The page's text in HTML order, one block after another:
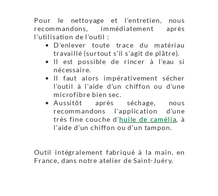
Pour le nettoyage et l'entretien, nous
recommandons, immédiatement après
l'utilisation de l'outil :
D'enlever toute trace du matériau
travaillé (surtout s'il s'agit de plâtre).
Il est possible de rincer à l'eau si
nécessaire.
Il faut alors impérativement sécher
l'outil à l'aide d'un chiffon ou d'une
microfibre bien sec.
Aussitôt après séchage, nous
recommandons l'application d'une
très fine couche d'huile de camélia, à
l'aide d'un chiffon ou d'un tampon.
Outil intégralement fabriqué à la main, en
France, dans notre atelier de Saint-Juéry.